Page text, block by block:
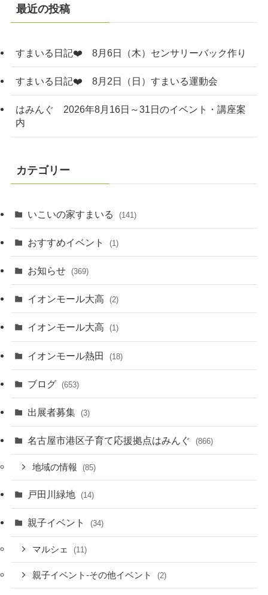
最近の投稿
すまいる日記❤️ 8月6日（木）センサリーバック作り
すまいる日記❤️ 8月2日（日）すまいる運動会
はみんぐ 2026年8月16日～31日のイベント・講座案
内
カテゴリー
いこいの家すまいる (141)
おすすめイベント (1)
お知らせ (369)
イオンモール大高 (2)
イオンモール大高 (1)
イオンモール熱田 (18)
ブログ (653)
出展者募集 (3)
名古屋市港区子育て応援拠点はみんぐ (866)
地域の情報 (85)
戸田川緑地 (14)
親子イベント (34)
マルシェ (11)
親子イベント-その他イベント (2)